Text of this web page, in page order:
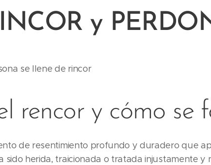
y
se llene de rincor
rencor y cómo se
de resentimiento profundo y duradero que
sido herida, traicionada o tratada injustamente y